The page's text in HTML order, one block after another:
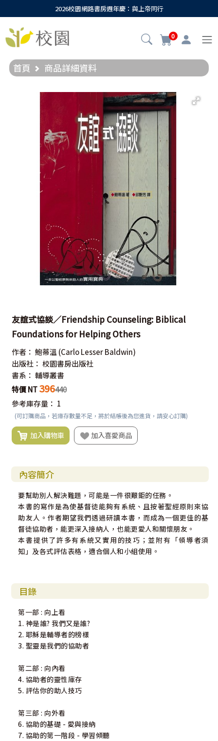
2026校園網路書房週年慶：與上帝同行
0
首頁 商品詳細資料
友誼式協談／Friendship Counseling: Biblical
Foundations for Helping Others
作者： 鮑蒂溫 (Carlo Lesser Baldwin)
出版社： 校園書房出版社
書系： 輔導叢書
特價 NT 396440
參考庫存量： 1
(可訂購商品，若庫存數量不足，將於結帳後為您進貨，請安心訂購)
加入購物車 加入喜愛商品
內容簡介
要幫助別人解決難題，可能是一件很艱鉅的任務。
本書的寫作是為使基督徒能夠有系統、且按著聖經原則來協
助友人。作者期望我們透過研讀本書，而成為一個更佳的基
督徒協助者，能更深入接納人，也能更愛人和關懷朋友。
本書提供了許多有系統又實用的技巧；並附有「領導者須
知」及各式評估表格，適合個人和小組使用。
目錄
第一部 : 向上看
1. 神是誰? 我們又是誰?
2. 耶穌是輔導者的榜樣
3. 聖靈是我們的協助者
第二部 : 向內看
4. 協助者的靈性庫存
5. 評估你的助人技巧
第三部 : 向外看
6. 協助的基礎 - 愛與接納
7. 協助的第一階段 - 學習傾聽